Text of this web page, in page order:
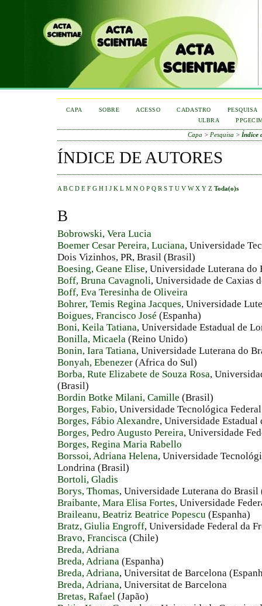
CAPA SOBRE ACESSO CADASTRO
PESQUISA
ULBRA
Capa > Pesquisa > Índice
ÍNDICE DE AUTORES
A B C D E F G H I J K L M N O P Q R S T U V W X Y Z Toda(o)s
B
Bobrowski, Vera Lucia
Boemer Cesar Pereira, Luciana, Universidade
Dois Vizinhos, PR, Brasil (Brasil)
Boesing, Geane Elise, Universidade Luterana
Boff, Bruna Cavagnoli, Universidade de Caxias
Boff, Eva Teresinha de Oliveira
Bohrer, Temis Regina Jacques, Universidade
Boigues, Francisco José (Espanha)
Boni, Keila Tatiana, Universidade Estadual de
Bonilla, Micaela (Reino Unido)
Bonin, Iara Tatiana, Universidade Luterana do
Bonyah, Ebenezer (Africa do Sul)
Borba, Rute Elizabete de Souza Rosa,
(Brasil)
Bordin Botke Milani, Camille (Brasil)
Borges, Fabio, Universidade Tecnológica
Borges, Fábio Alexandre, Universidade Estadual
Borges, Pedro Augusto Pereira, Universidade
Borges, Regina Maria Rabello
Borssoi, Adriana Helena, Universidade
Londrina (Brasil)
Bortoli, Gladis
Borys, Thomas, Universidade Luterana do Brasil
Braibante, Mara Elisa Fortes, Universidade
Braileanu, Beatriz Beatrice Popescu (Espanha)
Bratz, Giulia Engroff, Universidade Federal da
Bravo, Francisca (Chile)
Breda, Adriana
Breda, Adriana (Espanha)
Breda, Adriana, Universitat de Barcelona
Breda, Adriana, Universitat de Barcelona
Bretas, Rafael (Japão)